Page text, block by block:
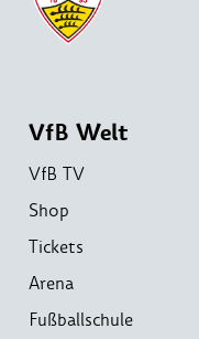
VfB Welt
VfB TV
Shop
Tickets
Arena
Fußballschule